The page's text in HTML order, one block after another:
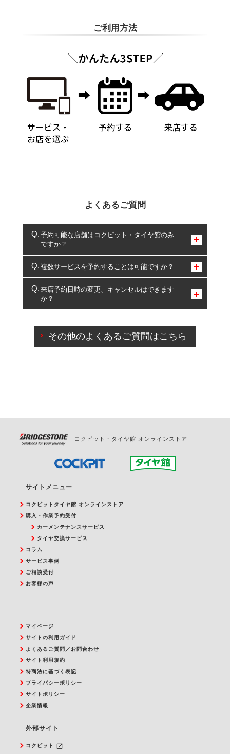
ご利用方法
よくあるご質問
予約可能な店舗はコクピット・タイヤ館のみ
ですか？
コクピット・タイヤ館のみとなります。
複数サービスを予約することは可能ですか？
複数サービスのご予約は可能です。
一部の商品・サービスの組み合わせに限り、同時にご予約が
出来ないものもございます。
来店予約日時の変更、キャンセルはできます
か？
ご来店予約日の3営業日前を過ぎている場合のご予約
の日時変更につきましては、直接ご予約の店舗まで
その他のよくあるご質問はこちら
コクピット・タイヤ館 オンラインストア
サイトメニュー
コクピットタイヤ館 オンラインストア
購入・作業予約受付
カーメンテナンスサービス
タイヤ交換サービス
コラム
サービス事例
ご相談受付
お客様の声
マイページ
サイトの利用ガイド
よくあるご質問／お問合わせ
サイト利用規約
特商法に基づく表記
プライバシーポリシー
サイトポリシー
企業情報
外部サイト
コクピット
launch